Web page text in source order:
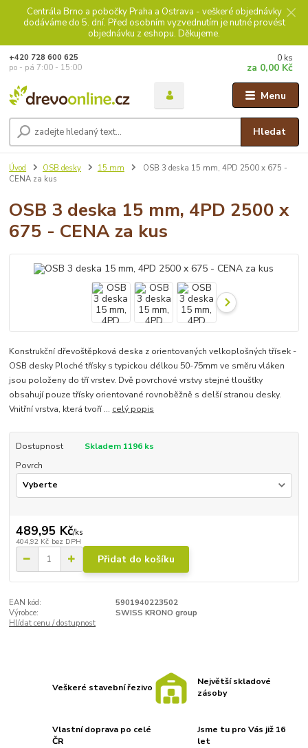
Centrála Brno a pobočky Praha a Ostrava - veškeré objednávky
dodáváme do 5. dní. Před osobním vyzvednutím je nutné provést
objednávku z eshopu. Děkujeme.
Menu
Hledat
+420 728 600 625
po - pá 7:00 - 15:00
0 ks
za 0,00 Kč
Úvod OSB desky 15 mm
OSB 3 deska 15 mm, 4PD 2500 x 675 -
CENA za kus
OSB 3 deska 15 mm, 4PD 2500 x
675 - CENA za kus
Konstrukční dřevoštěpková deska z orientovaných velkoplošných třísek -
OSB desky Ploché třísky s typickou délkou 50-75mm ve směru vláken
jsou položeny do tří vrstev. Dvě povrchové vrstvy stejné tloušťky
obsahují pouze třísky orientované rovnoběžně s delší stranou desky.
Vnitřní vrstva, která tvoří ... celý popis
Dostupnost
Skladem 1196 ks
Povrch
489,95 Kč/ks
404,92 Kč bez DPH
Přidat do košíku
EAN kód:
5901940223502
Výrobce:
SWISS KRONO group
Hlídat cenu / dostupnost
Veškeré stavební řezivo
Největší skladové
zásoby
Vlastní doprava po celé
ČR
Jsme tu pro Vás již 16
let